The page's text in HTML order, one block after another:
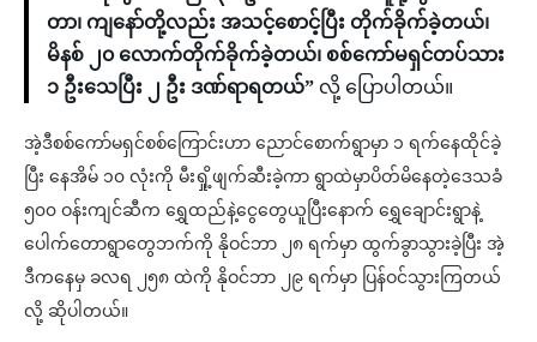
တာ၊ ကျနော်တို့လည်း အသင့်စောင့်ပြီး တိုက်ခိုက်ခဲ့တယ်၊
မိနစ် ၂၀ လောက်တိုက်ခိုက်ခဲ့တယ်၊ စစ်ကော်မရှင်တပ်သား
၁ ဦးသေပြီး ၂ ဦး ဒဏ်ရာရတယ်” လို့ ပြောပါတယ်။
အဲ့ဒီစစ်ကော်မရှင်စစ်ကြောင်းဟာ ညောင်စောက်ရွာမှာ ၁ ရက်နေထိုင်ခဲ့
ပြီး နေအိမ် ၁၀ လုံးကို မီးရှို့ဖျက်ဆီးခဲ့ကာ ရွာထဲမှာပိတ်မိနေတဲ့ဒေသခံ
၅၀၀ ဝန်းကျင်ဆီက ရွှေထည်နဲ့ငွေတွေယူပြီးနောက် ရွှေချောင်းရွာနဲ့
ပေါက်တောရွာတွေဘက်ကို နိုဝင်ဘာ ၂၈ ရက်မှာ ထွက်ခွာသွားခဲ့ပြီး အဲ့
ဒီကနေမှ ခလရ ၂၅၈ ထဲကို နိုဝင်ဘာ ၂၉ ရက်မှာ ပြန်ဝင်သွားကြတယ်
လို့ ဆိုပါတယ်။